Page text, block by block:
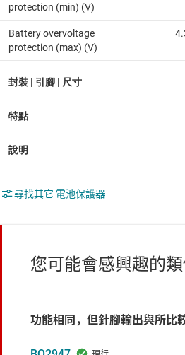
protection (min) (V)
Battery overvoltage
protection (max) (V)
尋找其它 電池保護器
您可能會感興趣的
功能相同，但針腳輸出與所比